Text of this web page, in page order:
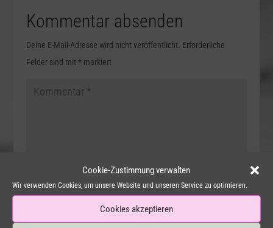
Cookie-Zustimmung verwalten
Wir verwenden Cookies, um unsere Website und unseren Service zu optimieren.
Cookies akzeptieren
Kommentar absenden
Deine E-Mail-Adresse wird nicht veröffentlicht. Erforderliche
Felder sind mit*markiert